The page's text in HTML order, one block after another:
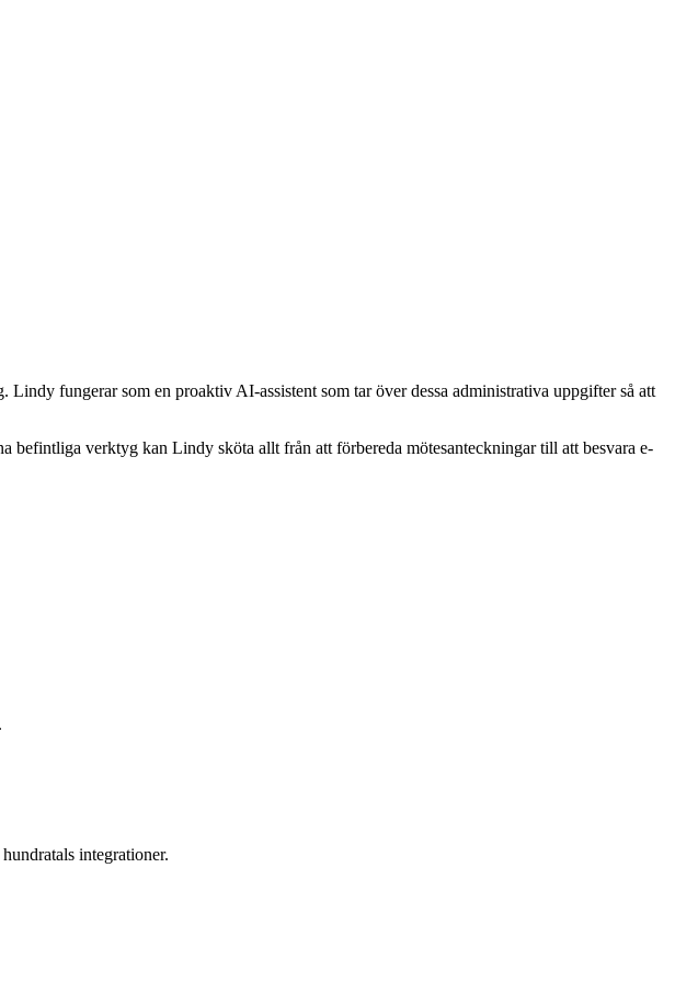
fungerar som en proaktiv AI-assistent som tar över dessa administrativa uppgifter så att
verktyg kan Lindy sköta allt från att förbereda mötesanteckningar till att besvara e-
integrationer.